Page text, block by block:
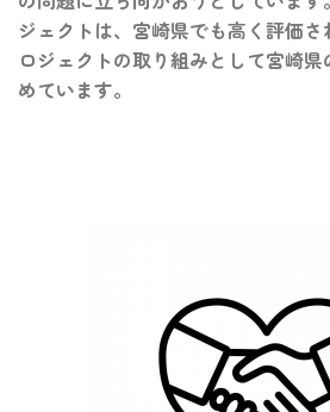
ジェクトは、宮崎県でも高く評価
ロジェクトの取り組みとして宮崎
めています。